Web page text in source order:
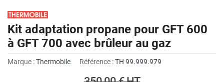
Kit adaptation propane pour GFT 600
à GFT 700 avec brûleur au gaz
Marque :Thermobile Référence :TH 99.999.979